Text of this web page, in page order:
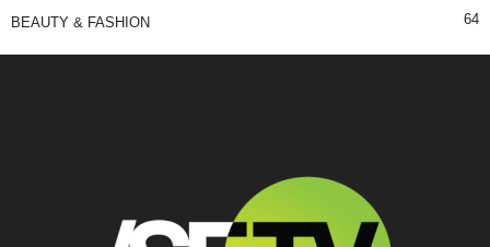
BEAUTY & FASHION 64